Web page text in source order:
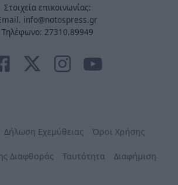
Στοιχεία επικοινωνίας:
info@notospress.gr
Τηλέφωνο: 27310.89949
Δήλωση Εχεμύθειας Όροι Χρήσης
Διαφθοράς Ταυτότητα Διαφήμιση